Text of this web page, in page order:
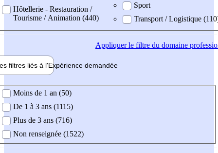
Hôtellerie - Restauration /
Tourisme / Animation (440)
Sport
Transport / Logistique
Appliquerle filtre du domaine
filtres liés à l'Expérience demandée
demandée
Moins de 1 an (50)
De 1 à 3 ans (1115)
Plus de 3 ans (716)
Non renseignée (1522)